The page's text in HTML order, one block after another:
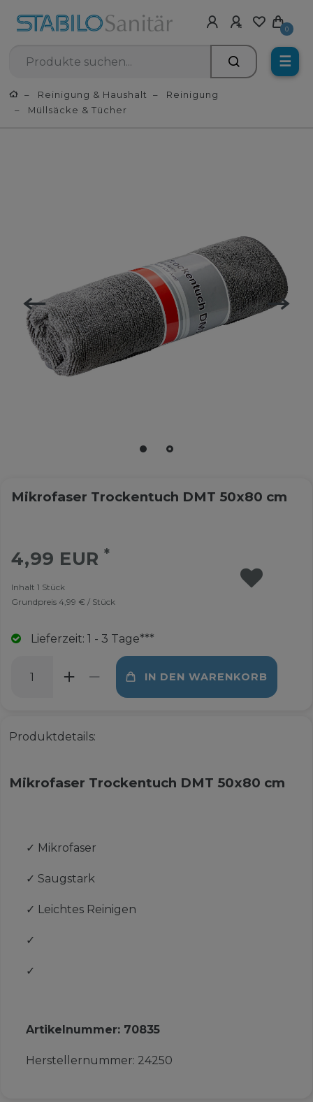
0
☰
Reinigung & Haushalt
Reinigung
Müllsäcke & Tücher
Mikrofaser Trockentuch DMT 50x80 cm
4,99 EUR*
Inhalt 1 Stück
Grundpreis 4,99 € / Stück
Lieferzeit: 1 - 3 Tage***
IN DEN WARENKORB
Produktdetails:
Mikrofaser Trockentuch DMT 50x80 cm
✓ Mikrofaser
✓ Saugstark
✓ Leichtes Reinigen
✓
✓
Artikelnummer: 70835
Herstellernummer: 24250